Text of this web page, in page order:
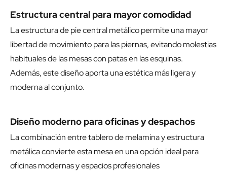
Estructura central para mayor comodidad
La estructura de pie central metálico permite una mayor
libertad de movimiento para las piernas, evitando molestias
habituales de las mesas con patas en las esquinas.
Además, este diseño aporta una estética más ligera y
moderna al conjunto.
Diseño moderno para oficinas y despachos
La combinación entre tablero de melamina y estructura
metálica convierte esta mesa en una opción ideal para
oficinas modernas y espacios profesionales